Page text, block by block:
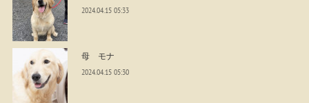
2024.04.15 05:33
母 モナ
2024.04.15 05:30